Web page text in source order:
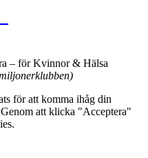
– för Kvinnor & Hälsa
för att komma ihåg din
att klicka "Acceptera"